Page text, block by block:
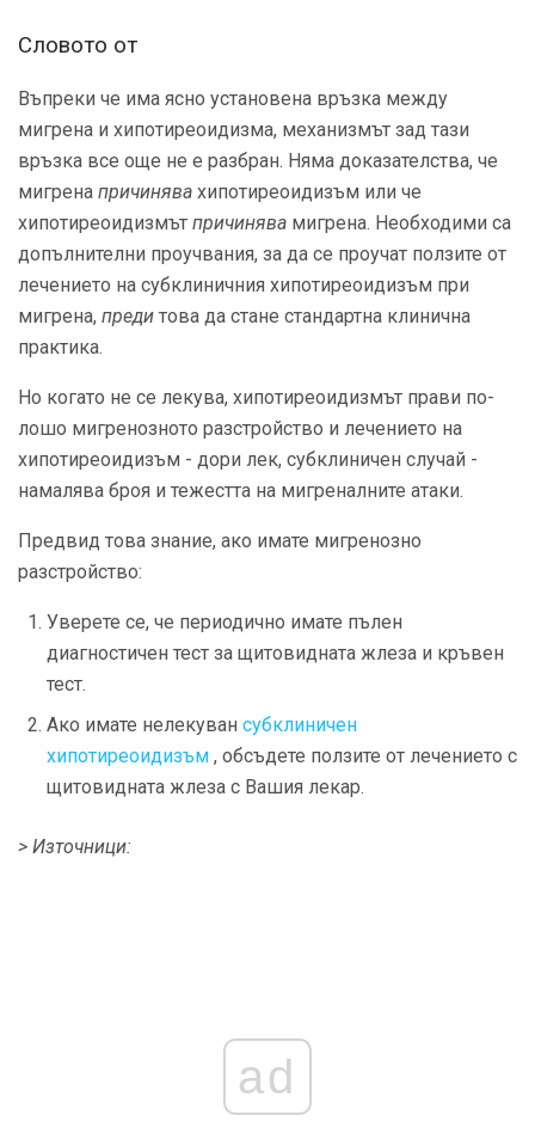
Словото от
Въпреки че има ясно установена връзка между
мигрена и хипотиреоидизма, механизмът зад тази
връзка все още не е разбран. Няма доказателства, че
мигрена причинява хипотиреоидизъм или че
хипотиреоидизмът причинява мигрена. Необходими са
допълнителни проучвания, за да се проучат ползите от
лечението на субклиничния хипотиреоидизъм при
мигрена, преди това да стане стандартна клинична
практика.
Но когато не се лекува, хипотиреоидизмът прави по-
лошо мигренозното разстройство и лечението на
хипотиреоидизъм - дори лек, субклиничен случай -
намалява броя и тежестта на мигреналните атаки.
Предвид това знание, ако имате мигренозно
разстройство:
Уверете се, че периодично имате пълен
диагностичен тест за щитовидната жлеза и кръвен
тест.
Ако имате нелекуван субклиничен
хипотиреоидизъм , обсъдете ползите от лечението с
щитовидната жлеза с Вашия лекар.
> Източници:
ad